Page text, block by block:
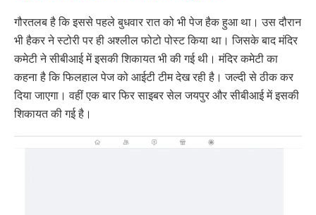
गौरतलब है कि इससे पहले बुधवार रात को भी पेज हैक हुआ था। उस दौरान
भी हैकर ने स्टोरी पर ही अश्लील फोटो पोस्ट किया था। जिसके बाद मंदिर
कमेटी ने सीबीआई में इसकी शिकायत भी की गई थी। मंदिर कमेटी का
कहना है कि फिलहाल पेज को आईटी टीम देख रही है। जल्दी से ठीक कर
दिया जाएगा। वहीं एक बार फिर साइबर सेल जयपुर और सीबीआई में इसकी
शिकायत की गई है।